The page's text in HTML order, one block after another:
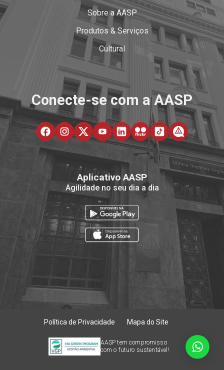
Sobre a AASP
Produtos & Serviços
Cultural
Conecte-se com a AASP
Aplicativo AASP
Agilidade no seu dia a dia
Política de Privacidade Mapa do Site
AASP tem compromisso
com o futuro sustentável!